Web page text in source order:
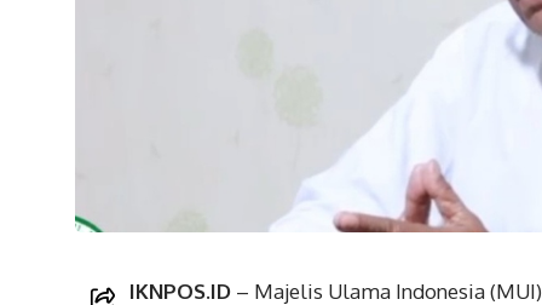
IKNPOS.ID – Majelis Ulama Indonesia